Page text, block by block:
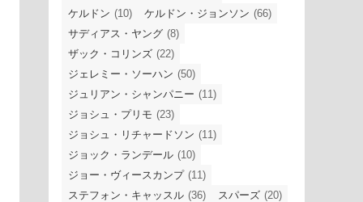
ケルドン (10) ケルドン・ジョンソン (66)
サディアス・ヤング (8)
ザック・コリンズ (22)
ジェレミー・ソーハン (50)
ジュリアン・シャンパニー (11)
ジョシュ・プリモ (23)
ジョシュ・リチャードソン (11)
ジョック・ランデール (10)
ジョー・ヴィースカンプ (11)
ステフォン・キャッスル (36) スパーズ (20)